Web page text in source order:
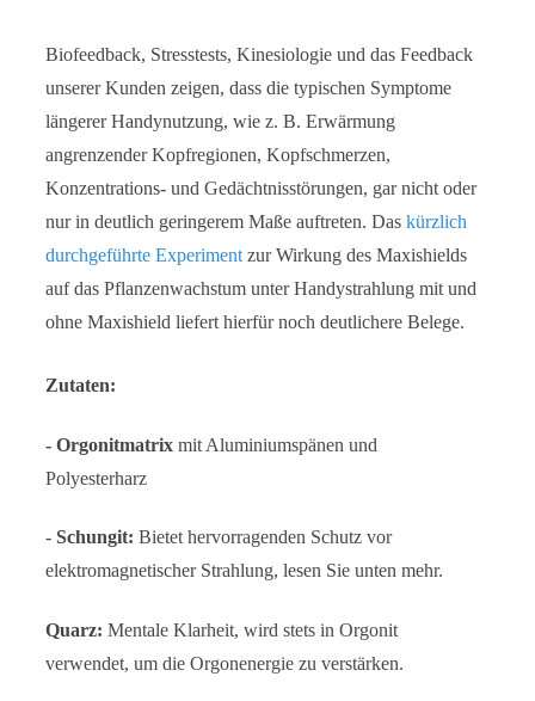
Biofeedback, Stresstests, Kinesiologie und das Feedback
unserer Kunden zeigen, dass die typischen Symptome
längerer Handynutzung, wie z. B. Erwärmung
angrenzender Kopfregionen, Kopfschmerzen,
Konzentrations- und Gedächtnisstörungen, gar nicht oder
nur in deutlich geringerem Maße auftreten. Das kürzlich
durchgeführte Experiment zur Wirkung des Maxishields
auf das Pflanzenwachstum unter Handystrahlung mit und
ohne Maxishield liefert hierfür noch deutlichere Belege.
Zutaten:
- Orgonitmatrix mit Aluminiumspänen und
Polyesterharz
- Schungit: Bietet hervorragenden Schutz vor
elektromagnetischer Strahlung, lesen Sie unten mehr.
Quarz: Mentale Klarheit, wird stets in Orgonit
verwendet, um die Orgonenergie zu verstärken.